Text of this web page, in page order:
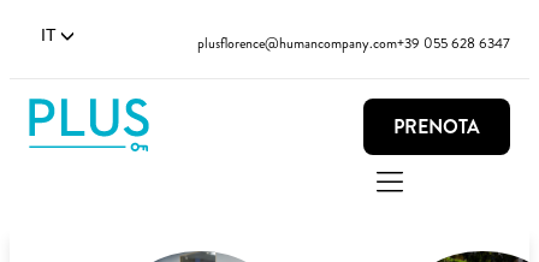
IT plusflorence@humancompany.com+39 055 628 6347
PRENOTA